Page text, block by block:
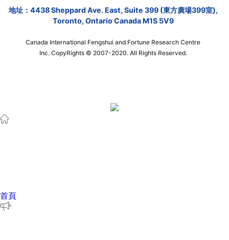
地址：4438 Sheppard Ave. East, Suite 399 (東方廣場399室),
Toronto, Ontario Canada M1S 5V9
Canada International Fengshui and Fortune Research Centre
Inc. CopyRights © 2007-2020. All Rights Reserved.
首頁